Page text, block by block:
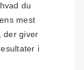
du
mest
der giver
i